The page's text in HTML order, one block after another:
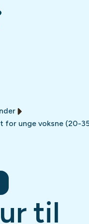
unge voksne (20-
til